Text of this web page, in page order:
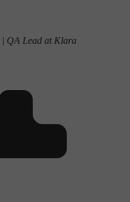
| QA Lead at Klara